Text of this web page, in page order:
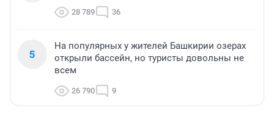
28 789 36
5
На популярных у жителей Башкирии озерах
открыли бассейн, но туристы довольны не
всем
26 790 9